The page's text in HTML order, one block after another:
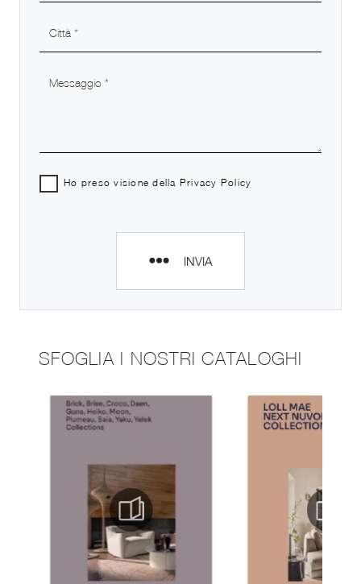
Ho preso visione della Privacy Policy
INVIA
SFOGLIA I NOSTRI CATALOGHI